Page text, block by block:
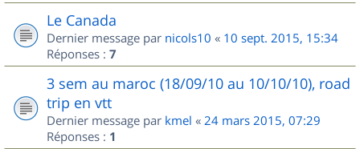
Le Canada
Dernier message par nicols10 « 10 sept. 2015, 15:34
Réponses : 7
3 sem au maroc (18/09/10 au 10/10/10), road
trip en vtt
Dernier message par kmel « 24 mars 2015, 07:29
Réponses : 1